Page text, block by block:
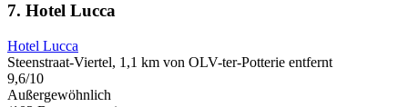
7. Hotel Lucca
Hotel Lucca
Steenstraat-Viertel, 1,1 km von OLV-ter-Potterie entfernt
9,6/10
Außergewöhnlich